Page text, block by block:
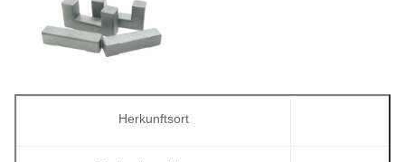
Herkunftsort